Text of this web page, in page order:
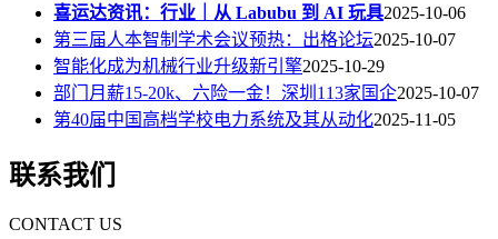
喜运达资讯：行业｜从 Labubu 到 AI 玩具2025-10-06
第三届人本智制学术会议预热：出格论坛2025-10-07
智能化成为机械行业升级新引擎2025-10-29
部门月薪15-20k、六险一金！深圳113家国企2025-10-07
第40届中国高档学校电力系统及其从动化2025-11-05
联系我们
CONTACT US